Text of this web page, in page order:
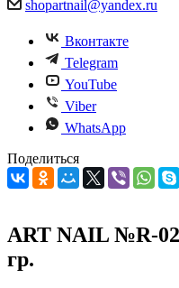
shopartnail@yandex.ru
Вконтакте
Telegram
YouTube
Viber
WhatsApp
Поделиться
ART NAIL №R-
гр.